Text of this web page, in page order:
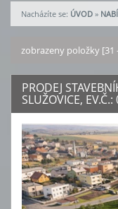
Nacházíte se: ÚVOD »
zobrazeny položky [31
PRODEJ
SLUŽOVICE,